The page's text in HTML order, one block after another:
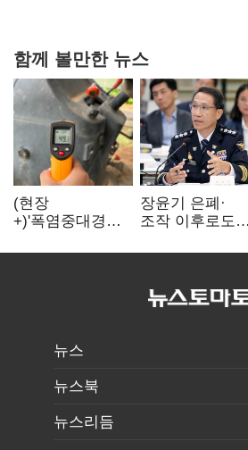
함께 볼만한 뉴스
(현장
+)'폭염중대경보'
이주노동자는
장윤기 은폐·
조작 이후로도
내부비위…경찰
뉴스
뉴스북
뉴스리듬